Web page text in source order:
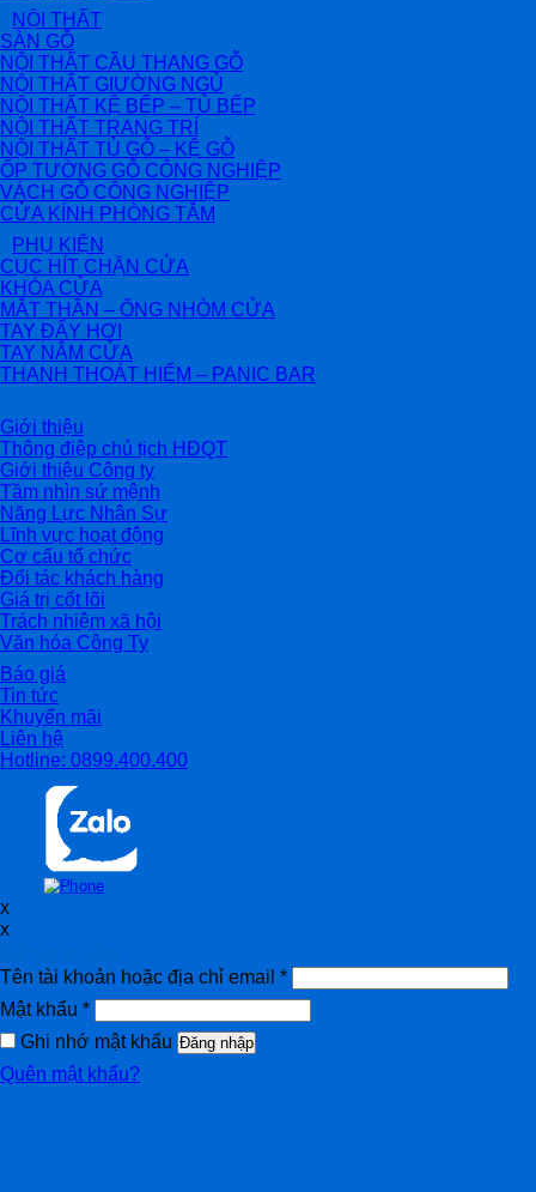
NỘI THẤT
SÀN GỖ
NỘI THẤT CẦU THANG GỖ
NỘI THẤT GIƯỜNG NGỦ
NỘI THẤT KỆ BẾP – TỦ BẾP
NỘI THẤT TRANG TRÍ
NỘI THẤT TỦ GỖ – KỆ GỖ
ỐP TƯỜNG GỖ CÔNG NGHIỆP
VÁCH GỖ CÔNG NGHIỆP
CỬA KÍNH PHÒNG TẮM
PHỤ KIỆN
CỤC HÍT CHẶN CỬA
KHÓA CỬA
MẮT THẦN – ỐNG NHÒM CỬA
TAY ĐẨY HƠI
TAY NẮM CỬA
THANH THOÁT HIỂM – PANIC BAR
Giới thiệu
Thông điệp chủ tịch HĐQT
Giới thiệu Công ty
Tầm nhìn sứ mệnh
Năng Lực Nhân Sự
Lĩnh vực hoạt động
Cơ cấu tổ chức
Đối tác khách hàng
Giá trị cốt lõi
Trách nhiệm xã hội
Văn hóa Công Ty
Báo giá
Tin tức
Khuyến mãi
Liên hệ
Hotline: 0899.400.400
x
x
Tên tài khoản hoặc địa chỉ email *
Mật khẩu *
Ghi nhớ mật khẩu Đăng nhập
Quên mật khẩu?